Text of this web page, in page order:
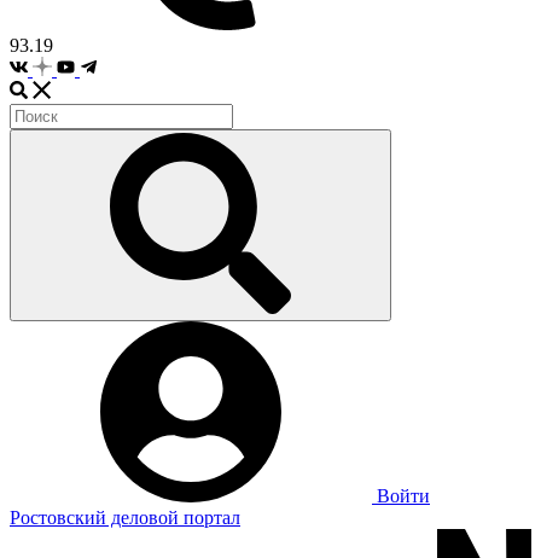
93.19
Войти
Ростовский деловой портал